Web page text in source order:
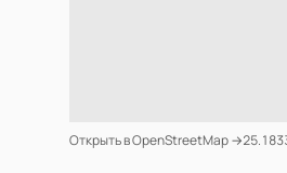
Открыть в OpenStreetMap →